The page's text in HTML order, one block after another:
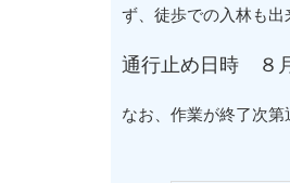
ず、徒歩での入林も出
通行止め日時 ８
なお、作業が終了次第